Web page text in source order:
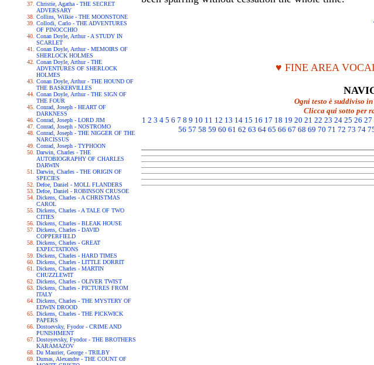
Christie, Agatha - THE SECRET
ADVERSARY
Collins, Wilkie - THE MOONSTONE
Collodi, Carlo - THE ADVENTURES
OF PINOCCHIO
Conan Doyle, Arthur - A STUDY IN
SCARLET
Conan Doyle, Arthur - MEMOIRS OF
SHERLOCK HOLMES
Conan Doyle, Arthur - THE
ADVENTURES OF SHERLOCK
HOLMES
Conan Doyle, Arthur - THE HOUND OF
THE BASKERVILLES
Conan Doyle, Arthur - THE SIGN OF
THE FOUR
Conrad, Joseph - HEART OF
DARKNESS
Conrad, Joseph - LORD JIM
Conrad, Joseph - NOSTROMO
Conrad, Joseph - THE NIGGER OF THE
NARCISSUS
Conrad, Joseph - TYPHOON
Darwin, Charles - THE
AUTOBIOGRAPHY OF CHARLES
DARWIN
Darwin, Charles - THE ORIGIN OF
SPECIES
Defoe, Daniel - MOLL FLANDERS
Defoe, Daniel - ROBINSON CRUSOE
Dickens, Charles - A CHRISTMAS
CAROL
Dickens, Charles - A TALE OF TWO
CITIES
Dickens, Charles - BLEAK HOUSE
Dickens, Charles - DAVID
COPPERFIELD
Dickens, Charles - GREAT
EXPECTATIONS
Dickens, Charles - HARD TIMES
Dickens, Charles - LITTLE DORRIT
Dickens, Charles - MARTIN
CHUZZLEWIT
Dickens, Charles - OLIVER TWIST
Dickens, Charles - PICTURES FROM
ITALY
Dickens, Charles - THE MYSTERY OF
EDWIN DROOD
Dickens, Charles - THE PICKWICK
PAPERS
Dostoevsky, Fyodor - CRIME AND
PUNISHMENT
Dostoyevsky, Fyodor - THE BROTHERS
KARAMAZOV
Du Maurier, George - TRILBY
Dumas, Alexandre - THE COUNT OF
♥ FINE AREA
Ogni testo è suddiviso
Clicca qui sotto per
1 2 3 4 5 6 7 8 9 10 11 12 13 14 15 16 17 18 19 20 21 22 23 24 25 26 27
56 57 58 59 60 61 62 63 64 65 66 67 68 69 70 71 72 73 74